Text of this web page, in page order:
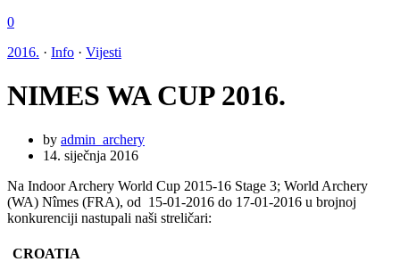
0
2016. · Info · Vijesti
NIMES WA CUP 2016.
by admin_archery
14. siječnja 2016
Na Indoor Archery World Cup 2015-16 Stage 3; World Archery
(WA) Nîmes (FRA), od 15-01-2016 do 17-01-2016 u brojnoj
konkurenciji nastupali naši streličari:
CROATIA